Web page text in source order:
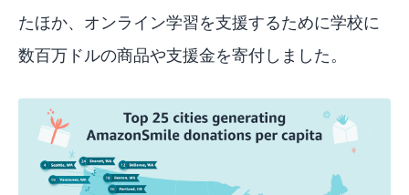
たほか、オンライン学習を支援するために学校に
数百万ドルの商品や支援金を寄付しました。